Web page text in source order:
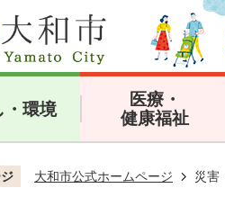
・環境
医療・
健康福祉
大和市公式ホームページ 災害